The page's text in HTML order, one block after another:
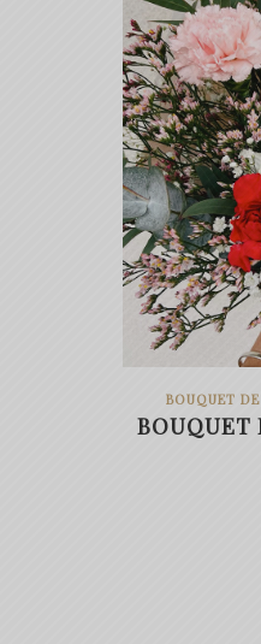
BOUQUET
BOUQUET